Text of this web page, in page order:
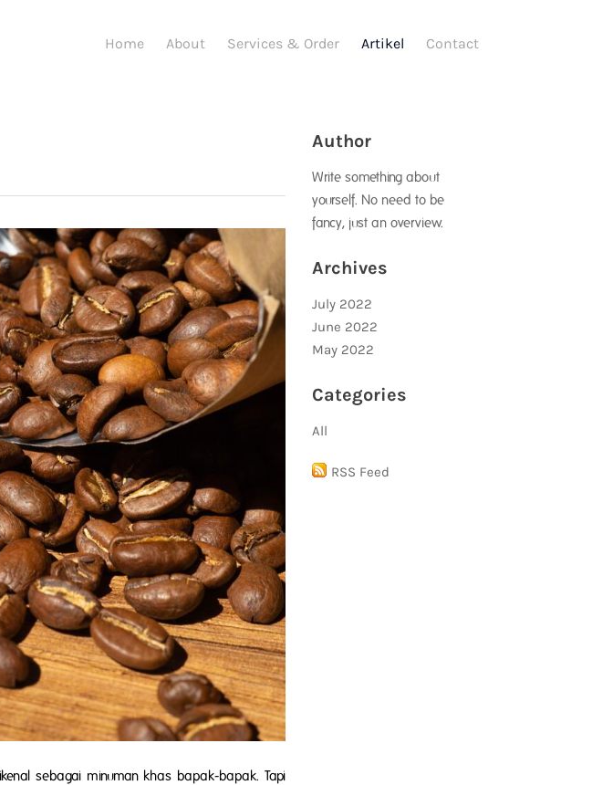
Home About Services & Order Artikel Contact
sebagai minuman khas bapak-bapak. Tapi
Author
Write something about
yourself. No need to be
fancy, just an overview.
Archives
July 2022
June 2022
May 2022
Categories
All
RSS Feed